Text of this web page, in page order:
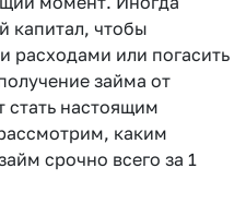
капитал, чтобы
расходами или погасить
займа от
стать настоящим
каким
срочно всего за 1